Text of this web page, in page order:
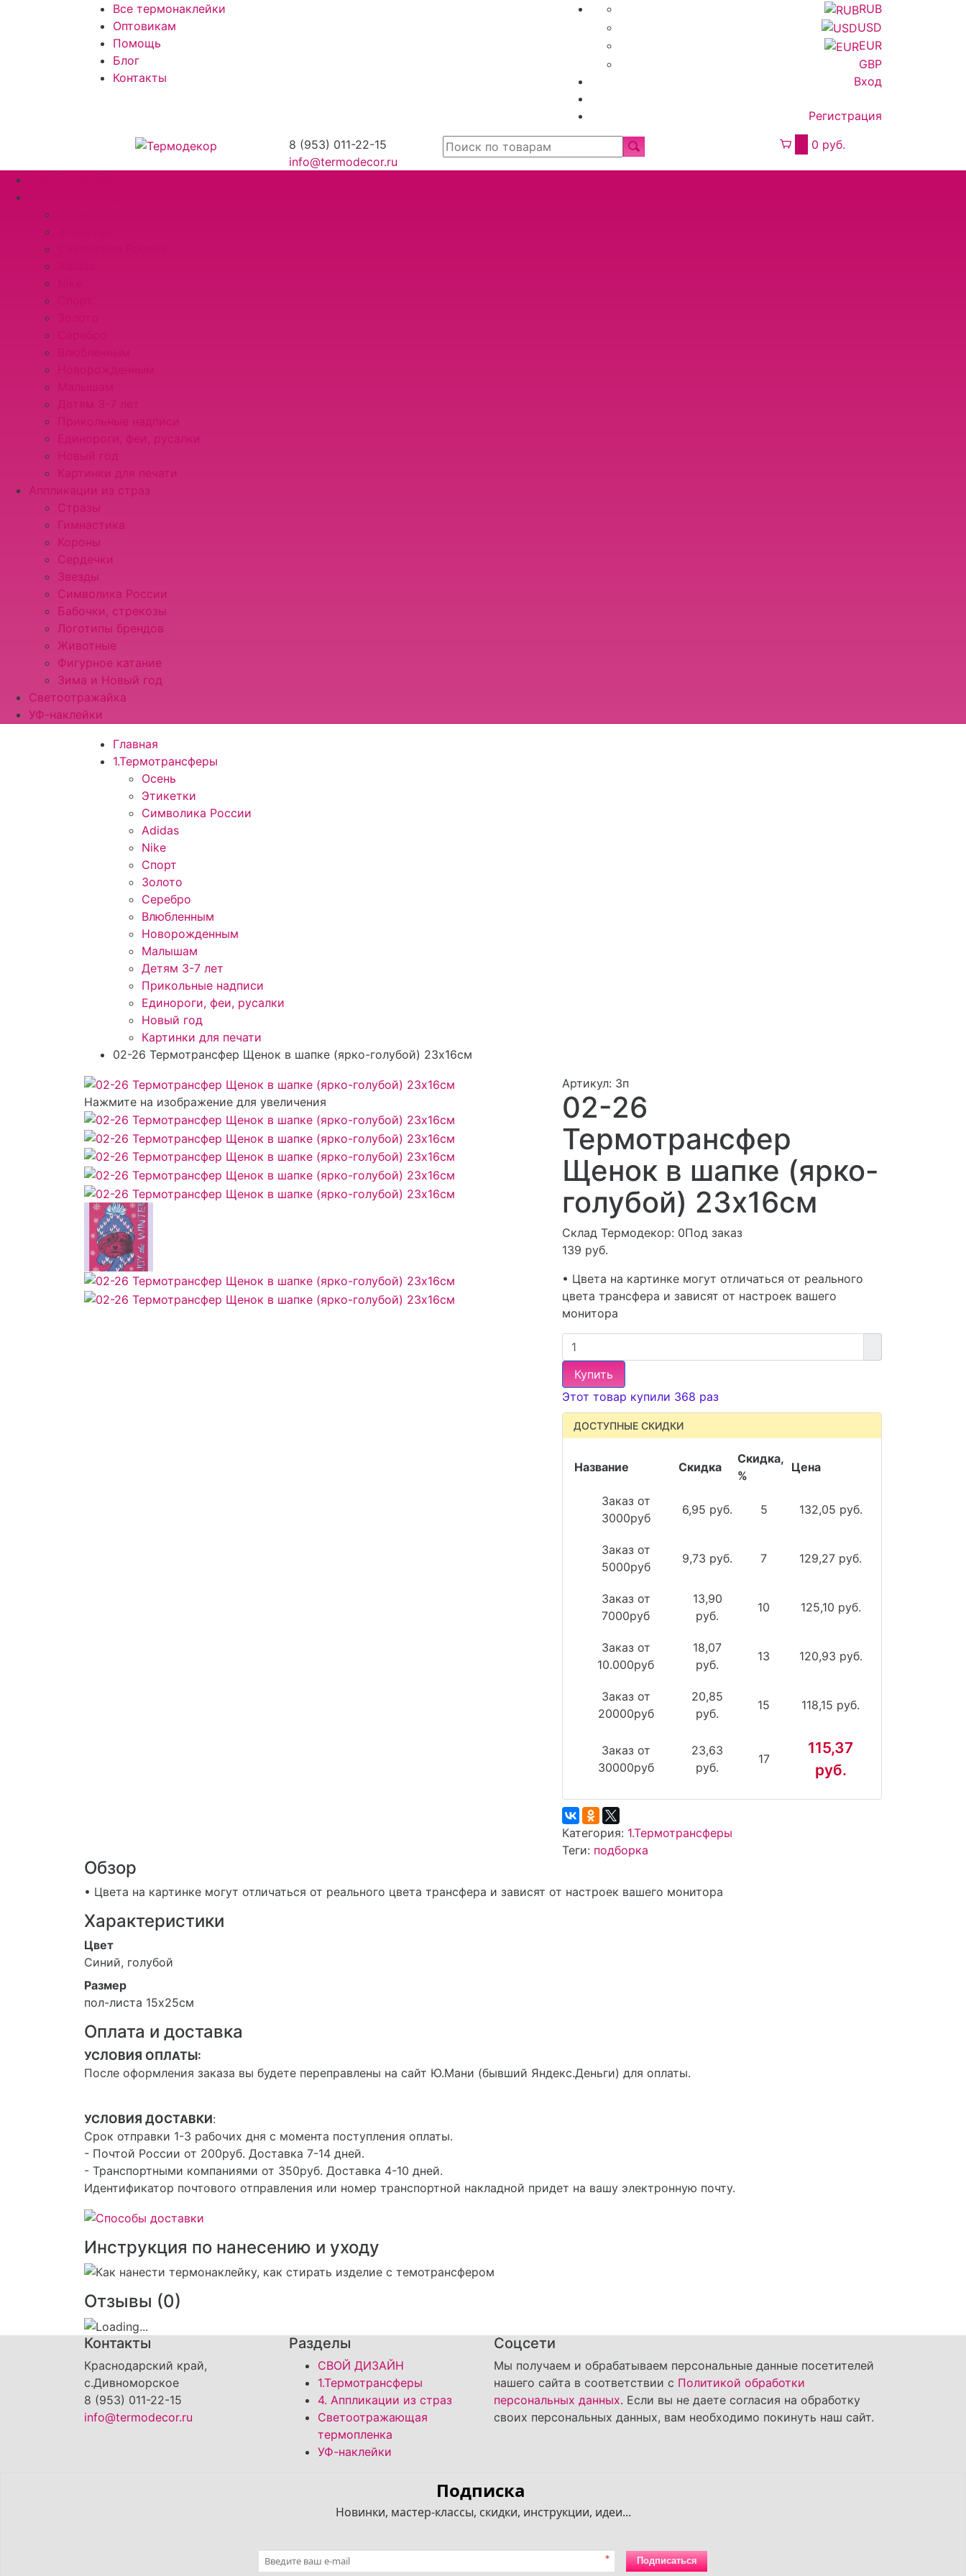
Все термонаклейки
Оптовикам
Помощь
Блог
Контакты
RUB
USD
EUR
GBP
Вход
Регистрация
8 (953) 011-22-15
info@termodecor.ru
0 руб.
Прикольные надписи
Единороги, феи, русалки
Новый год
Картинки для печати
Аппликации из страз
Стразы
Гимнастика
Короны
Сердечки
Звезды
Символика России
Бабочки, стрекозы
Логотипы брендов
Животные
Фигурное катание
Зима и Новый год
Светоотражайка
УФ-наклейки
Главная
1.Термотрансферы
Осень
Этикетки
Символика России
Adidas
Nike
Спорт
Золото
Серебро
Влюбленным
Новорожденным
Малышам
Детям 3-7 лет
Прикольные надписи
Единороги, феи, русалки
Новый год
Картинки для печати
02-26 Термотрансфер Щенок в шапке (ярко-голубой) 23х16см
Нажмите на изображение для увеличения
Артикул: 3п
02-26
Термотрансфер
Щенок в шапке (ярко-
голубой) 23х16см
Склад Термодекор: 0Под заказ
139 руб.
• Цвета на картинке могут отличаться от реального
цвета трансфера и зависят от настроек вашего
монитора
Купить
Этот товар купили 368 раз
ДОСТУПНЫЕ СКИДКИ
Название Скидка
Скидка,
%
Цена
Заказ от
3000руб
6,95 руб. 5 132,05 руб.
Заказ от
5000руб
9,73 руб. 7 129,27 руб.
Заказ от
7000руб
13,90
руб.
10 125,10 руб.
Заказ от
10.000руб
18,07
руб.
13 120,93 руб.
Заказ от
20000руб
20,85
руб.
15 118,15 руб.
Заказ от
30000руб
23,63
руб.
17
115,37
руб.
Категория: 1.Термотрансферы
Теги: подборка
Обзор
• Цвета на картинке могут отличаться от реального цвета трансфера и зависят от настроек вашего монитора
Характеристики
Цвет
Синий, голубой
Размер
пол-листа 15х25см
Оплата и доставка
УСЛОВИЯ ОПЛАТЫ:
После оформления заказа вы будете переправлены на сайт Ю.Мани (бывший Яндекс.Деньги) для оплаты.
УСЛОВИЯ ДОСТАВКИ:
Срок отправки 1-3 рабочих дня с момента поступления оплаты.
- Почтой России от 200руб. Доставка 7-14 дней.
- Транспортными компаниями от 350руб. Доставка 4-10 дней.
Идентификатор почтового отправления или номер транспортной накладной придет на вашу электронную почту.
Инструкция по нанесению и уходу
Отзывы (0)
Контакты
Краснодарский край,
с.Дивноморское
8 (953) 011-22-15
info@termodecor.ru
Разделы
СВОЙ ДИЗАЙН
1.Термотрансферы
4. Аппликации из страз
Светоотражающая
термопленка
УФ-наклейки
Соцсети
Мы получаем и обрабатываем персональные данные посетителей
нашего сайта в соответствии с Политикой обработки
персональных данных. Если вы не даете согласия на обработку
своих персональных данных, вам необходимо покинуть наш сайт.
Подписка
Новинки, мастер-классы, скидки, инструкции, идеи...
* Подписаться